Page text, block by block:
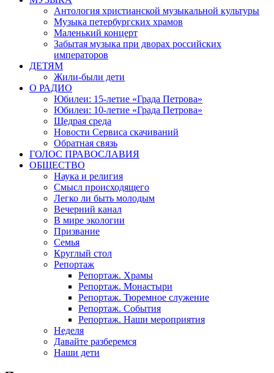
Антология христианской музыкальной культуры
Музыка петербургских храмов
Маленький концерт
Забытая музыка при дворах российских
императоров
ДЕТЯМ
Жили-были дети
О РАДИО
Юбилеи: 15-летие «Града Петрова»
Юбилеи: 10-летие «Града Петрова»
Щедрая среда
Новости Сервиса скачиваний
Обратная связь
ГОЛОС ПРАВОСЛАВИЯ
ОБЩЕСТВО
Наука и религия
Смысл происходящего
Легко ли быть молодым
Вечерний канал
В мире экологии
Призвание
Семья
Круглый стол
Репортаж
Репортаж. Храмы
Репортаж. Монастыри
Репортаж. Тюремное служение
Репортаж. События
Репортаж. Наши мероприятия
Неделя
Давайте разберемся
Наши дети